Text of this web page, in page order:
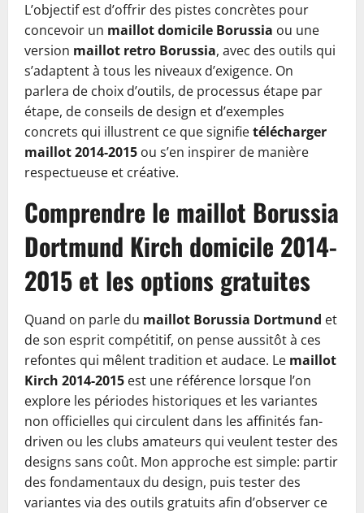
L’objectif est d’offrir des pistes concrètes pour
concevoir un maillot domicile Borussia ou une
version maillot retro Borussia, avec des outils qui
s’adaptent à tous les niveaux d’exigence. On
parlera de choix d’outils, de processus étape par
étape, de conseils de design et d’exemples
concrets qui illustrent ce que signifietélécharger
maillot 2014-2015 ou s’en inspirer de manière
respectueuse et créative.
Comprendre le maillot Borussia
Dortmund Kirch domicile 2014-
2015 et les options gratuites
Quand on parle du maillot Borussia Dortmund et
de son esprit compétitif, on pense aussitôt à ces
refontes qui mêlent tradition et audace. Le maillot
Kirch 2014-2015 est une référence lorsque l’on
explore les périodes historiques et les variantes
non officielles qui circulent dans les affinités fan-
driven ou les clubs amateurs qui veulent tester des
designs sans coût. Mon approche est simple: partir
des fondamentaux du design, puis tester des
variantes via des outils gratuits afin d’observer ce